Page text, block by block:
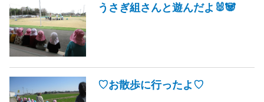
うさぎ組さんと遊んだよ🐰🐼
♡お散歩に行ったよ♡